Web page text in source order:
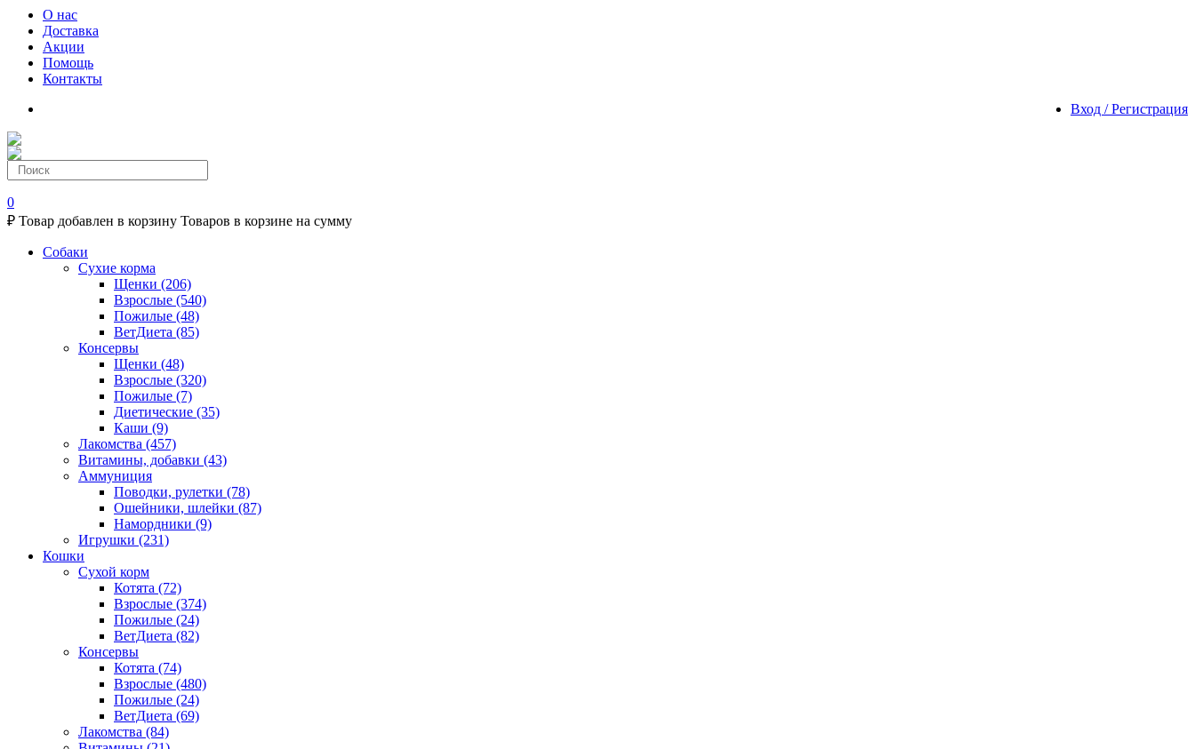
О нас
Доставка
Акции
Помощь
Контакты
Вход / Регистрация
0
₽ Товар добавлен в корзину Товаров в корзине на сумму
Собаки
Сухие корма
Щенки (206)
Взрослые (540)
Пожилые (48)
ВетДиета (85)
Консервы
Щенки (48)
Взрослые (320)
Пожилые (7)
Диетические (35)
Каши (9)
Лакомства (457)
Витамины, добавки (43)
Аммуниция
Поводки, рулетки (78)
Ошейники, шлейки (87)
Намордники (9)
Игрушки (231)
Кошки
Сухой корм
Котята (72)
Взрослые (374)
Пожилые (24)
ВетДиета (82)
Консервы
Котята (74)
Взрослые (480)
Пожилые (24)
ВетДиета (69)
Лакомства (84)